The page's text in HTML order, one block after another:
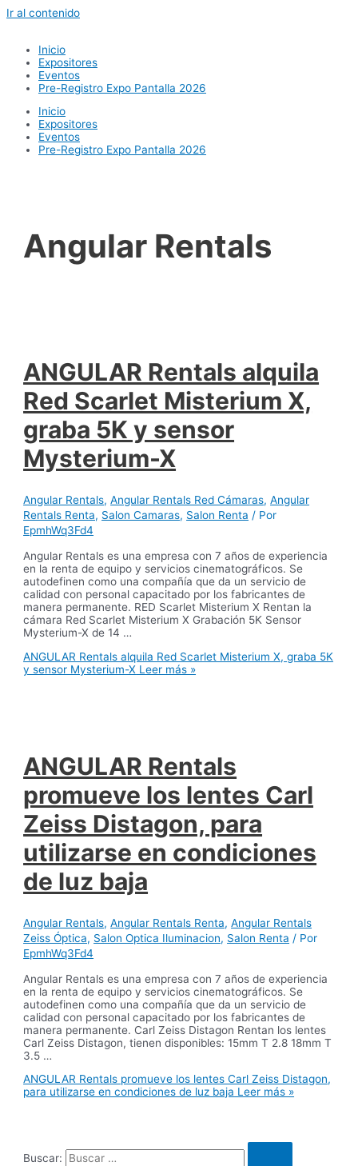
Ir al contenido
Inicio
Expositores
Eventos
Pre-Registro Expo Pantalla 2026
Inicio
Expositores
Eventos
Pre-Registro Expo Pantalla 2026
Angular Rentals
ANGULAR Rentals alquila
Red Scarlet Misterium X,
graba 5K y sensor
Mysterium-X
Angular Rentals,Angular Rentals Red Cámaras,Angular
Rentals Renta, Salon Camaras, Salon Renta / Por
EpmhWq3Fd4
Angular Rentals es una empresa con 7 años de experiencia
en la renta de equipo y servicios cinematográficos. Se
autodefinen como una compañía que da un servicio de
calidad con personal capacitado por los fabricantes de
manera permanente. RED Scarlet Misterium X Rentan la
cámara Red Scarlet Misterium X Grabación 5K Sensor
Mysterium-X de 14 …
ANGULAR Rentals alquila Red Scarlet Misterium X, graba 5K
y sensor Mysterium-X Leer más »
ANGULAR Rentals
promueve los lentes Carl
Zeiss Distagon, para
utilizarse en condiciones
de luz baja
Angular Rentals,Angular Rentals Renta,Angular Rentals
Zeiss Óptica, Salon Optica Iluminacion, Salon Renta / Por
EpmhWq3Fd4
Angular Rentals es una empresa con 7 años de experiencia
en la renta de equipo y servicios cinematográficos. Se
autodefinen como una compañía que da un servicio de
calidad con personal capacitado por los fabricantes de
manera permanente. Carl Zeiss Distagon Rentan los lentes
Carl Zeiss Distagon, tienen disponibles: 15mm T 2.8 18mm T
3.5 …
ANGULAR Rentals promueve los lentes Carl Zeiss Distagon,
para utilizarse en condiciones de luz baja Leer más »
Buscar: